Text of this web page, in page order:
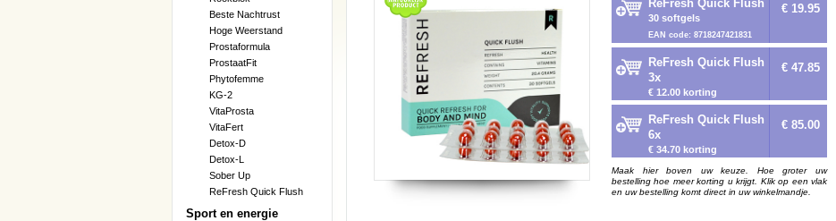
Beste Nachtrust
Hoge Weerstand
Prostaformula
ProstaatFit
Phytofemme
KG-2
VitaProsta
VitaFert
Detox-D
Detox-L
Sober Up
ReFresh Quick Flush
Sport en energie
ReFresh Quick Flush
30 softgels
EAN code: 8718247421831
€ 19.95
ReFresh Quick Flush
3x
€ 12.00 korting
€ 47.85
ReFresh Quick Flush
6x
€ 34.70 korting
€ 85.00
Maak hier boven uw keuze. Hoe groter uw
bestelling hoe meer korting u krijgt. Klik op een vlak
en uw bestelling komt direct in uw winkelmandje.